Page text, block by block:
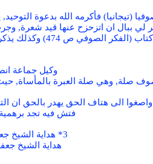
(تيجانيا) فأكرمه الله بدعوة
لي ببال ان اتزحزح عنها قيد شعرة,
كتاب (الفكر الصوفي ص 474) وكذلك يذكر انه اجتمع بالشيخ عبدالعزيز بن ادريس واوضح له بطلان الطريقة التيجانية".
وكيل جماعة
صلة, وهي صلة العبرة بالمأساة,
الى هتاف الحق يهدر بالحق ان
فتش فيه تجد برهمية
3* هداية الشيخ جعفر إدريس من الطريقة الصوفية إلى الطريقة السنية
هداية الشيخ